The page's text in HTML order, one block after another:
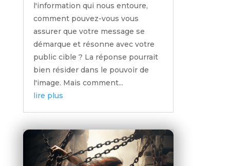
l'information qui nous entoure,
comment pouvez-vous vous
assurer que votre message se
démarque et résonne avec votre
public cible ? La réponse pourrait
bien résider dans le pouvoir de
l'image. Mais comment...
lire plus